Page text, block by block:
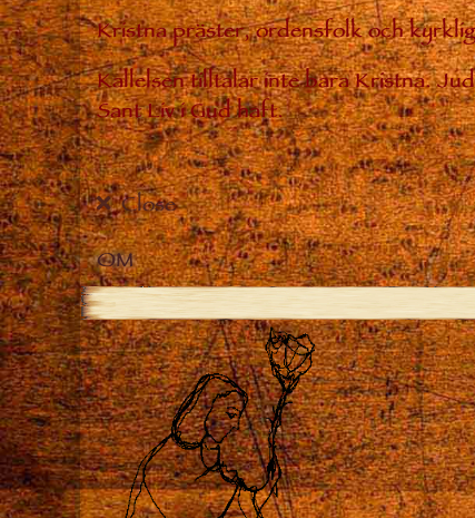
Kristna präster, ordensfolk och
Kallelsen tilltalar inte bara Kristna.
Sant Liv i Gud haft.
Close
OM